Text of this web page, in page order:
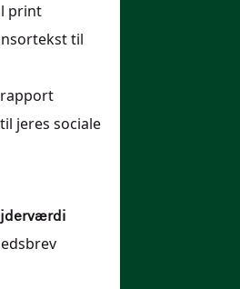
print
til
jeres sociale